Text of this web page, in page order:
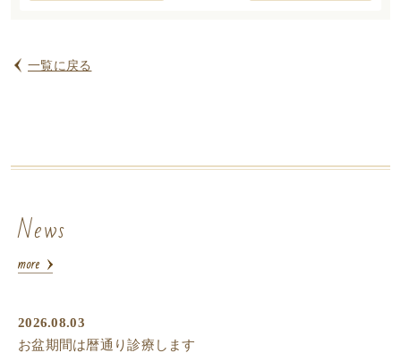
一覧に戻る
News
2026.08.03
お盆期間は暦通り診療します